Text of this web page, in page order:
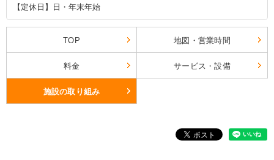
【定休日】日・年末年始
TOP 地図・営業時間
料金 サービス・設備
施設の取り組み